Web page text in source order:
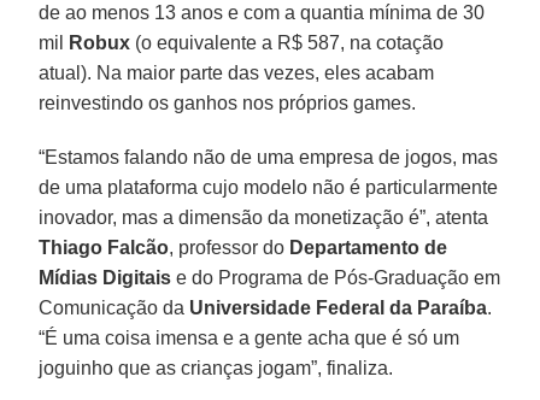
de ao menos 13 anos e com a quantia mínima de 30
mil
Robux (o equivalente a R$ 587, na cotação
atual). Na maior parte das vezes, eles acabam
reinvestindo os ganhos nos próprios games.
“Estamos falando não de uma empresa de jogos, mas
de uma plataforma cujo modelo não é particularmente
inovador, mas a dimensão da monetização é”, atenta
Thiago Falcão, professor do Departamento de
Mídias Digitais e do Programa de Pós-Graduação em
Comunicação da Universidade Federal da Paraíba.
“É uma coisa imensa e a gente acha que é só um
joguinho que as crianças jogam”, finaliza.